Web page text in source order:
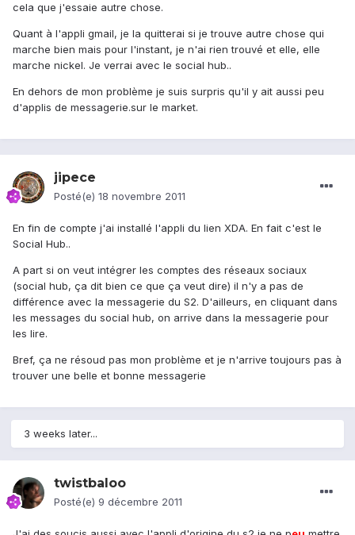
cela que j'essaie autre chose.
Quant à l'appli gmail, je la quitterai si je trouve autre chose qui
marche bien mais pour l'instant, je n'ai rien trouvé et elle, elle
marche nickel. Je verrai avec le social hub..
En dehors de mon problème je suis surpris qu'il y ait aussi peu
d'applis de messagerie.sur le market.
jipece
Posté(e) 18 novembre 2011
En fin de compte j'ai installé l'appli du lien XDA. En fait c'est le
Social Hub..
A part si on veut intégrer les comptes des réseaux sociaux
(social hub, ça dit bien ce que ça veut dire) il n'y a pas de
différence avec la messagerie du S2. D'ailleurs, en cliquant dans
les messages du social hub, on arrive dans la messagerie pour
les lire.
Bref, ça ne résoud pas mon problème et je n'arrive toujours pas à
trouver une belle et bonne messagerie
3 weeks later...
twistbaloo
Posté(e) 9 décembre 2011